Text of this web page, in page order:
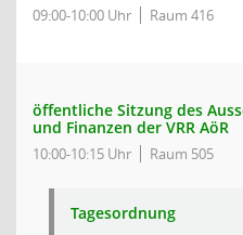
09:00-10:00 Uhr Raum 416
öffentliche Sitzung des
und Finanzen der VRR AöR
10:00-10:15 Uhr Raum 505
Tagesordnung